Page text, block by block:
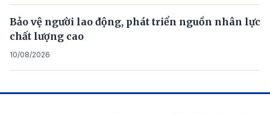
Bảo vệ người lao động, phát triển nguồn nhân lực
chất lượng cao
10/08/2026